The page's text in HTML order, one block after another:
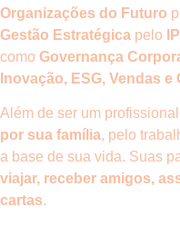
Organizações do Futuro
Gestão Estratégica pelo
como Governança
Inovação, ESG, Vendas
Além de ser um
por sua família, pelo
a base de sua vida. Suas
viajar, receber amigos,
cartas.